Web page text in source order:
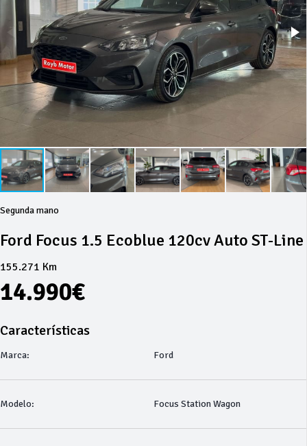
Segunda mano
Ford Focus 1.5 Ecoblue 120cv Auto ST-Line
155.271 Km
14.990€
Características
Marca: Ford
Modelo: Focus Station Wagon